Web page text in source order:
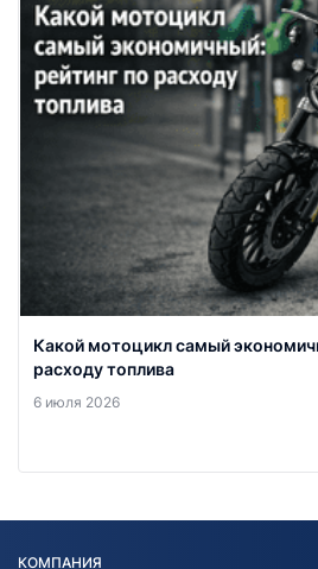
Какой мотоцикл самый
расходу топлива
6 июля 2026
КОМПАНИЯ